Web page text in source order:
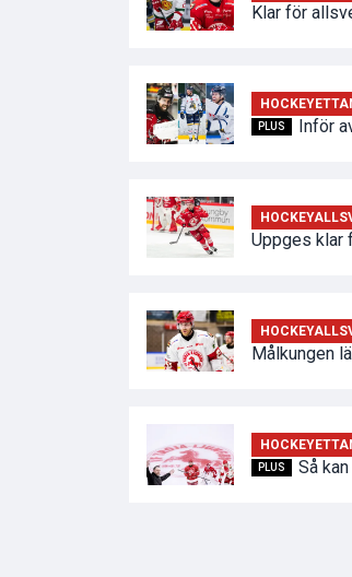
Klar för
PLUS Inför
Uppges klar
Målkungen
PLUS Så